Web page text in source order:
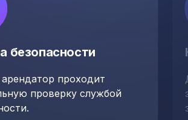
безопасности
проходит
проверку службой